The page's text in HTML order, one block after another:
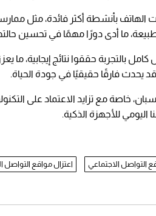
بأنشطة أكثر فائدة، مثل ممارسة
ما أدى دورًا مهمًا في تحسين
بالتجربة حققوا نتائج إيجابية، ما
يحدث فارقًا حقيقيًا في جودة الحياة.
خاصة مع تزايد الاعتماد على
اليومي للأجهزة الذكية.
التواصل الاجتماعي اعتزال مواقع التواصل